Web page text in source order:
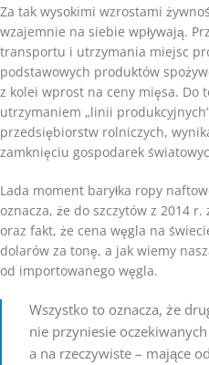
Za tak wysokimi wzrostami
wzajemnie na siebie wpływają.
transportu i utrzymania miejsc
podstawowych produktów
z kolei wprost na ceny mięsa. Do
utrzymaniem „linii
przedsiębiorstw rolniczych,
zamknięciu gospodarek
Lada moment baryłka ropy
oznacza, że do szczytów z 2014
oraz fakt, że cena węgla na
dolarów za tonę, a jak wiemy
od importowanego węgla.
Wszystko to oznacza, że
nie przyniesie
a na rzeczywiste – mające